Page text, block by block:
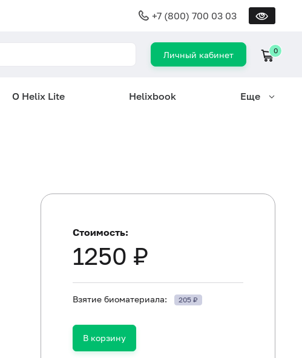
+7 (800) 700 03 03
Личный кабинет 0
О Helix Lite Helixbook Еще
Не курить в течение 30 минут до исследования.
Стоимость:
1250 ₽
Взятие биоматериала: 205 ₽
В корзину